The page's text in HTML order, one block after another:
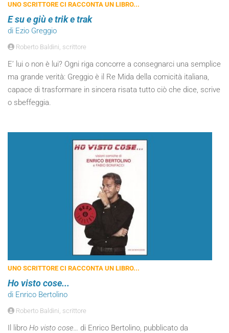
UNO SCRITTORE CI RACCONTA UN LIBRO...
E su e giù e trik e trak
di Ezio Greggio
Roberto Baldini, scrittore
E’ lui o non è lui? Ogni riga concorre a consegnarci una semplice
ma grande verità: Greggio è il Re Mida della comicità italiana,
capace di trasformare in sincera risata tutto ciò che dice, scrive
o sbeffeggia.
UNO SCRITTORE CI RACCONTA UN LIBRO...
Ho visto cose...
di Enrico Bertolino
Roberto Baldini, scrittore
Il libro Ho visto cose... di Enrico Bertolino, pubblicato da